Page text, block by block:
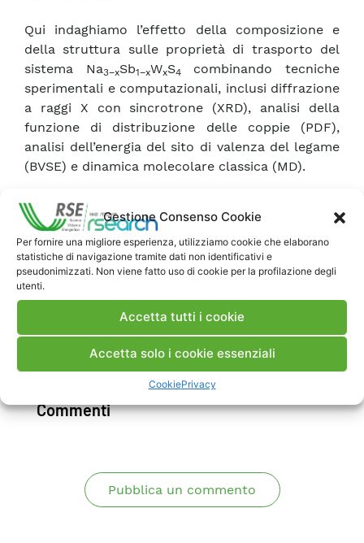
Gestione Consenso Cookie
Per fornire una migliore esperienza, utilizziamo cookie che elaborano
statistiche di navigazione tramite dati non identificativi e
pseudonimizzati. Non viene fatto uso di cookie per la profilazione degli
utenti.
Accetta tutti i cookie
Accetta solo i cookie essenziali
CookiePrivacy
Qui indaghiamo l’effetto della composizione e
della struttura sulle proprietà di trasporto del
sistema Na3−xSb1−xWxS4
combinando tecniche
sperimentali e computazionali, inclusi diffrazione
a raggi X con sincrotrone (XRD), analisi della
funzione di distribuzione delle coppie (PDF),
analisi dell’energia del sito di valenza del legame
(BVSE) e dinamica molecolare classica (MD).
I risultati ottenuti da MD a lungo termine
forniscono nuove intuizioni sulle caratteristiche
meccanistiche del trasporto ionico in questa
famiglia di elettroliti solfuri e evidenziano la loro
sottile interazione con la struttura media e
locale di questi materiali.
Scarica Articolo ISI
Commenti
Pubblica un commento